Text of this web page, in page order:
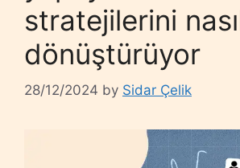
stratejilerini
dönüştürüyor
28/12/2024 by Sidar Çelik